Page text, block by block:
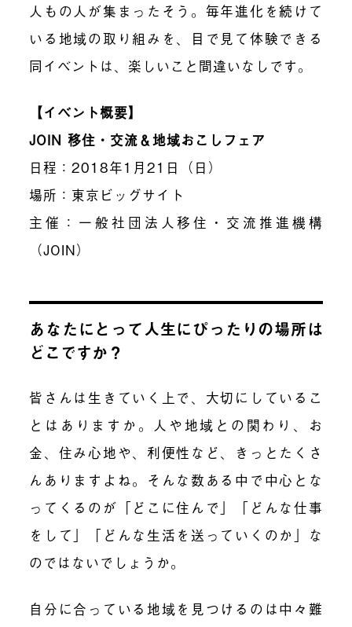
人もの人が集まったそう。毎年進化を続けて
いる地域の取り組みを、目で見て体験できる
同イベントは、楽しいこと間違いなしです。
【イベント概要】
JOIN 移住・交流＆地域おこしフェア
日程：2018年1月21日（日）
場所：東京ビッグサイト
主催：一般社団法人移住・交流推進機構
（JOIN）
あなたにとって人生にぴったりの場所は
どこですか？
皆さんは生きていく上で、大切にしているこ
とはありますか。人や地域との関わり、お
金、住み心地や、利便性など、きっとたくさ
んありますよね。そんな数ある中で中心とな
ってくるのが「どこに住んで」「どんな仕事
をして」「どんな生活を送っていくのか」な
のではないでしょうか。
自分に合っている地域を見つけるのは中々難